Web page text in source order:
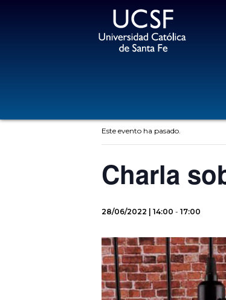
Este evento ha pasado.
Charla
28/06/2022 | 14:00 - 17:00